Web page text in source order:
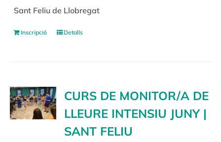
Sant Feliu de Llobregat
Inscripció Detalls
CURS DE MONITOR/A DE
LLEURE INTENSIU JUNY |
SANT FELIU